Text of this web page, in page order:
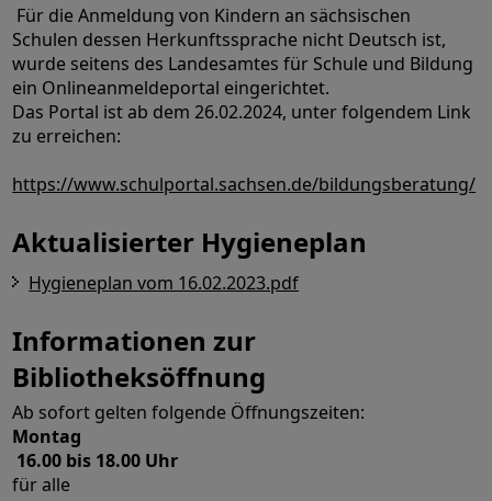
Für die Anmeldung von Kindern an sächsischen
Schulen dessen Herkunftssprache nicht Deutsch ist,
wurde seitens des Landesamtes für Schule und Bildung
ein Onlineanmeldeportal eingerichtet.
Das Portal ist ab dem 26.02.2024, unter folgendem Link
zu erreichen:
https://www.schulportal.sachsen.de/bildungsberatung/
Aktualisierter Hygieneplan
Hygieneplan vom 16.02.2023.pdf
Informationen zur
Bibliotheksöffnung
Ab sofort gelten folgende Öffnungszeiten:
Montag
16.00 bis 18.00 Uhr
für alle